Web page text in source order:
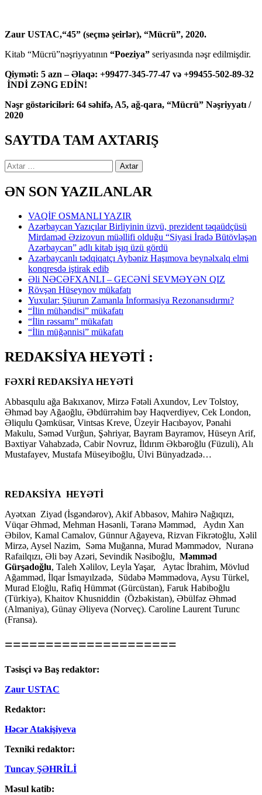
Zaur USTAC,“45” (seçmə şeirlər), “Mücrü”, 2020.
Kitab “Mücrü”nəşriyyatının “Poeziya” seriyasında nəşr edilmişdir.
Qiyməti: 5 azn – Əlaqə: +99477-345-77-47 və +99455-502-89-32
İNDİ ZƏNG EDİN!
Nəşr göstəriciləri: 64 səhifə, A5, ağ-qara, “Mücrü” Nəşriyyatı /
2020
SAYTDA TAM AXTARIŞ
Axtarış:
ƏN SON YAZILANLAR
VAQİF OSMANLI YAZIR
Azərbaycan Yazıçılar Birliyinin üzvü, prezident təqaüdçüsü
Mirdaməd Əzizovun müəllifi olduğu “Siyasi İradə Bütövləşən
Azərbaycan” adlı kitab işıq üzü gördü
Azərbaycanlı tədqiqatçı Aybəniz Haşımova beynəlxalq elmi
konqresdə iştirak edib
Əli NƏCƏFXANLI – GECƏNİ SEVMƏYƏN QIZ
Rövşən Hüseynov mükafatı
Yuxular: Şüurun Zamanla İnformasiya Rezonansıdırmı?
“İlin mühəndisi” mükafatı
“İlin rəssamı” mükafatı
“İlin müğənnisi” mükafatı
REDAKSİYA HEYƏTİ :
FƏXRİ REDAKSİYA HEYƏTİ
Abbasqulu ağa Bakıxanov, Mirzə Fətəli Axundov, Lev Tolstoy,
Əhməd bəy Ağaoğlu, Əbdürrəhim bəy Haqverdiyev, Cek London,
Əliqulu Qəmküsar, Vintsas Kreve, Üzeyir Hacıbəyov, Pənahi
Makulu, Səməd Vurğun, Şəhriyar, Bayram Bayramov, Hüseyn Arif,
Bəxtiyar Vahabzadə, Cabir Novruz, İldırım Əkbəroğlu (Füzuli), Alı
Mustafayev, Mustafa Müseyiboğlu, Ülvi Bünyadzadə…
REDAKSİYA HEYƏTİ
Ayətxan Ziyad (İsgəndərov), Akif Abbasov, Mahirə Nağıqızı,
Vüqar Əhməd, Mehman Həsənli, Təranə Məmməd, Aydın Xan
Əbilov, Kamal Camalov, Günnur Ağayeva, Rizvan Fikrətoğlu, Xəlil
Mirzə, Aysel Nazim, Səma Muğanna, Murad Məmmədov, Nuranə
Rafailqızı, Əli bəy Azəri, Sevindik Nəsiboğlu, Məmməd
Gürşadoğlu, Taleh Xəlilov, Leyla Yaşar, Aytac İbrahim, Mövlud
Ağamməd, İlqar İsmayılzadə, Südabə Məmmədova, Aysu Türkel,
Murad Eloğlu, Rafiq Hümmət (Gürcüstan), Faruk Habiboğlu
(Türkiyə), Khaitov Khusniddin (Özbəkistan), Əbülfəz Əhməd
(Almaniya), Günay Əliyeva (Norveç). Caroline Laurent Turunc
(Fransa).
=====================
Təsisçi və Baş redaktor:
Zaur USTAC
Redaktor:
Həcər Atakişiyeva
Texniki redaktor:
Tuncay ŞƏHRİLİ
Məsul katib: